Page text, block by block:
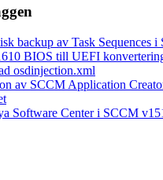
backup av Task Sequences i
BIOS till UEFI
osdinjection.xml
av SCCM Application
Software Center i SCCM